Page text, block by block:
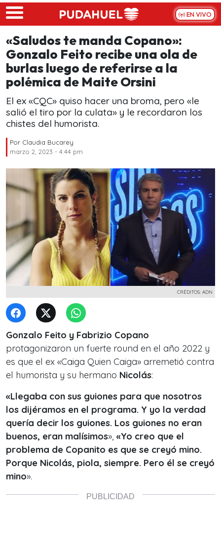
Skip to main content
EN VIVO
«Saludos te manda Copano»:
Gonzalo Feito recibe una ola de
burlas luego de referirse a la
polémica de Maite Orsini
El ex «CQC» quiso hacer una broma, pero «le
salió el tiro por la culata» y le recordaron los
chistes del humorista.
Por Claudia Bucarey
marzo 2, 2023 - 4:44 pm
CRÉDITOS: ADN
Gonzalo Feito y Fabrizio Copano
protagonizaron un fuerte round en el año 2022 y
es que el ex «Caiga Quien Caiga» arremetió contra
el humorista y su hermano Nicolás:
«Llegaba con sus guiones para que nosotros
los dijéramos en el programa. Y yo la verdad
quería decir los guiones. Los guiones no eran
buenos, eran malísimos», «Yo creo que el
problema de Copanito es que se creyó mino.
Porque Nicolás, piola, siempre. Pero él se creyó
mino».